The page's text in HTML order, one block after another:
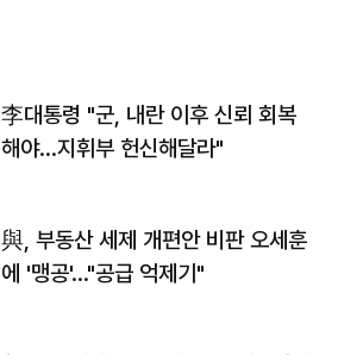
李대통령 "군, 내란 이후 신뢰 회복
해야…지휘부 헌신해달라"
與, 부동산 세제 개편안 비판 오세훈
에 '맹공'…"공급 억제기"